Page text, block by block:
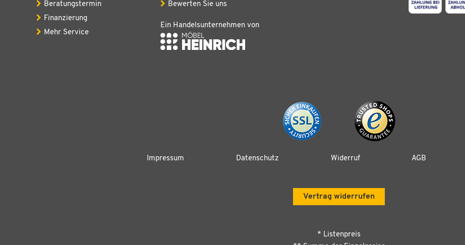
Beratungstermin
Finanzierung
Mehr Service
Bewerten Sie uns
Ein Handelsunternehmen von
Impressum Datenschutz Widerruf AGB
Vertrag widerrufen
* Listenpreis